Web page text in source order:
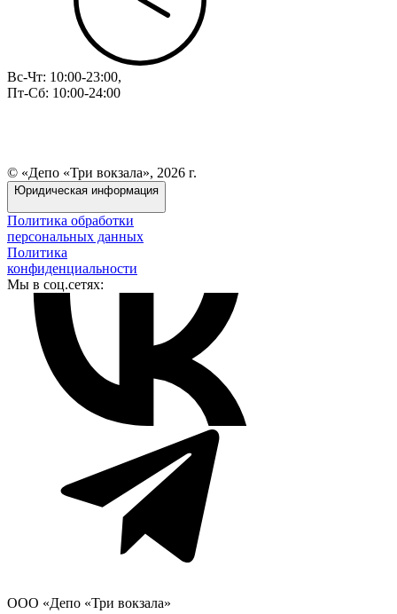
Вс-Чт: 10:00-23:00,
Пт-Сб: 10:00-24:00
© «Депо «Три вокзала», 2026 г.
Юридическая информация
Политика обработки
персональных данных
Политика
конфиденциальности
Мы в соц.сетях:
ООО «Депо «Три вокзала»